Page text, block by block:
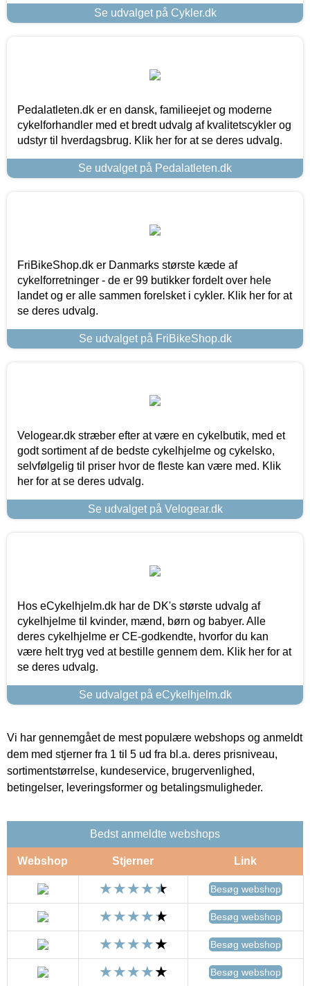
Se udvalget på Cykler.dk
Pedalatleten.dk er en dansk, familieejet og moderne
cykelforhandler med et bredt udvalg af kvalitetscykler og
udstyr til hverdagsbrug. Klik her for at se deres udvalg.
Se udvalget på Pedalatleten.dk
FriBikeShop.dk er Danmarks største kæde af
cykelforretninger - de er 99 butikker fordelt over hele
landet og er alle sammen forelsket i cykler. Klik her for at
se deres udvalg.
Se udvalget på FriBikeShop.dk
Velogear.dk stræber efter at være en cykelbutik, med et
godt sortiment af de bedste cykelhjelme og cykelsko,
selvfølgelig til priser hvor de fleste kan være med. Klik
her for at se deres udvalg.
Se udvalget på Velogear.dk
Hos eCykelhjelm.dk har de DK's største udvalg af
cykelhjelme til kvinder, mænd, børn og babyer. Alle
deres cykelhjelme er CE-godkendte, hvorfor du kan
være helt tryg ved at bestille gennem dem. Klik her for at
se deres udvalg.
Se udvalget på eCykelhjelm.dk
Vi har gennemgået de mest populære webshops og anmeldt
dem med stjerner fra 1 til 5 ud fra bl.a. deres prisniveau,
sortimentstørrelse, kundeservice, brugervenlighed,
betingelser, leveringsformer og betalingsmuligheder.
Bedst anmeldte webshops
Webshop Stjerner Link
Besøg webshop
Besøg webshop
Besøg webshop
Besøg webshop